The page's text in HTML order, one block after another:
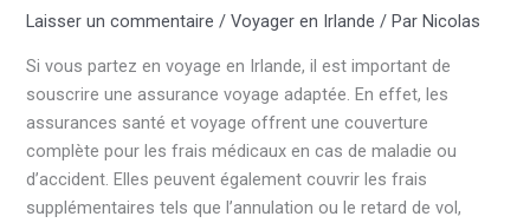
Laisser un commentaire /Voyager en Irlande / ParNicolas
Si vous partez en voyage en Irlande, il est important de
souscrire une assurance voyage adaptée. En effet, les
assurances santé et voyage offrent une couverture
complète pour les frais médicaux en cas de maladie ou
d’accident. Elles peuvent également couvrir les frais
supplémentaires tels que l’annulation ou le retard de vol,